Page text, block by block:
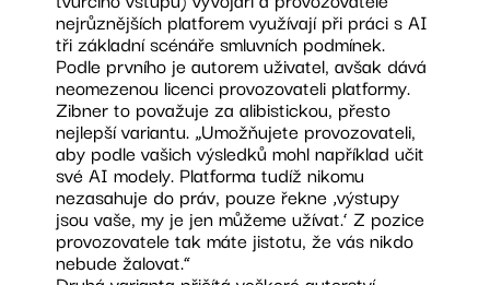
nejrůznějších platforem využívají při práci s AI
tři základní scénáře smluvních podmínek.
Podle prvního je autorem uživatel, avšak dává
neomezenou licenci provozovateli platformy.
Zibner to považuje za alibistickou, přesto
nejlepší variantu. „Umožňujete provozovateli,
aby podle vašich výsledků mohl například učit
své AI modely. Platforma tudíž nikomu
nezasahuje do práv, pouze řekne ‚výstupy
jsou vaše, my je jen můžeme užívat.‘ Z pozice
provozovatele tak máte jistotu, že vás nikdo
nebude žalovat.“